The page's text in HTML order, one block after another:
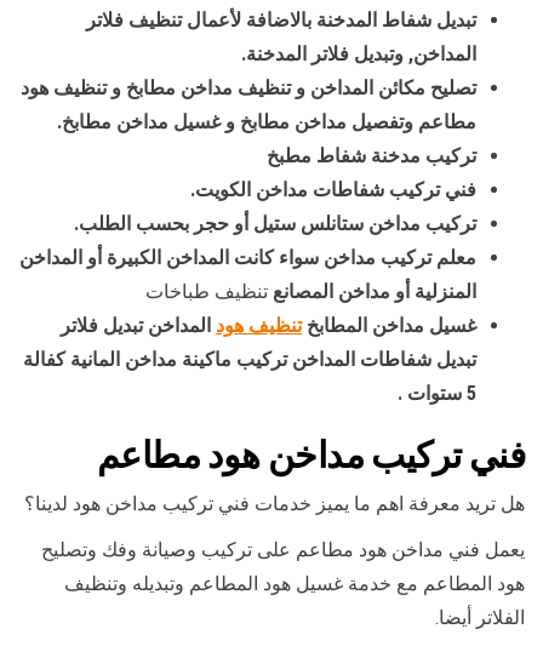
تبديل شفاط المدخنة بالاضافة لأعمال تنظيف فلاتر
المداخن, وتبديل فلاتر المدخنة.
تصليح مكائن المداخن و تنظيف مداخن مطابخ و تنظيف هود
مطاعم وتفصيل مداخن مطابخ و غسيل مداخن مطابخ.
تركيب مدخنة شفاط مطبخ
فني تركيب شفاطات مداخن الكويت.
تركيب مداخن ستانلس ستيل أو حجر بحسب الطلب.
معلم تركيب مداخن سواء كانت المداخن الكبيرة أو المداخن
المنزلية أو مداخن المصانع تنظيف طباخات
غسيل مداخن المطابختنظيف هود المداخن تبديل فلاتر
تبديل شفاطات المداخن تركيب ماكينة مداخن المانية كفالة
5 ستوات .
فني تركيب مداخن هود مطاعم
هل تريد معرفة اهم ما يميز خدمات فني تركيب مداخن هود لدينا؟
يعمل فني مداخن هود مطاعم على تركيب وصيانة وفك وتصليح
هود المطاعم مع خدمة غسيل هود المطاعم وتبديله وتنظيف
الفلاتر أيضا.